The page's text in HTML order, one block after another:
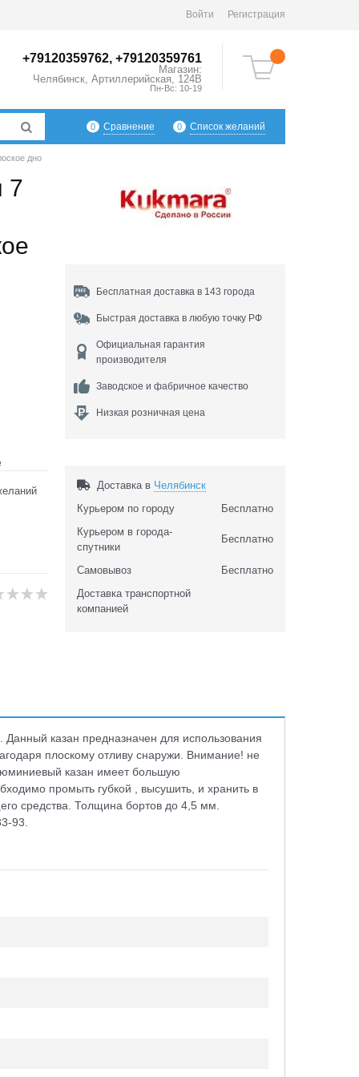
Войти Регистрация
+79120359762, +79120359761
Магазин:
Челябинск Артиллерийская, 124В
Пн-Вс: 10-19
0 Сравнение 0 Список желаний
дно
7
Бесплатная доставка в 143 города
Быстрая доставка в любую точку РФ
Официальная гарантия
производителя
Заводское и фабричное качество
Низкая розничная цена
Доставка в Челябинск
Курьером по городу
Бесплатно
Курьером в города-
спутники
Бесплатно
Самовывоз
Бесплатно
Доставка транспортной
компанией
казан предназначен для использования
плоскому отливу снаружи. Внимание! не
казан имеет большую
промыть губкой , высушить, и хранить в
средства. Толщина бортов до 4,5 мм.
93.